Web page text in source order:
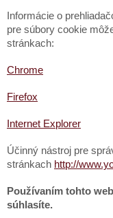
Informácie o
pre súbory cookie
stránkach:
Chrome
Firefox
Internet Explorer
Účinný nástroj pre
stránkach http://
Používaním tohto
súhlasíte.